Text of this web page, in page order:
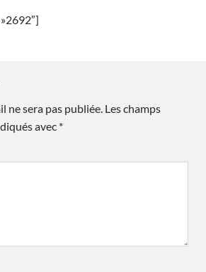
ne sera pas publiée. Les champs
avec *